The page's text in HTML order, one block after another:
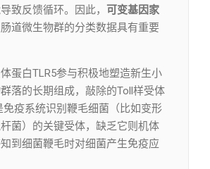
致反馈循环。因此，
可变基因家
道微生物群的分类数据具有重要
蛋白TLR5参与积极地塑造新生小
落的长期组成，敲除的Toll样受体
免疫系统识别鞭毛细菌（比如变形
菌）的关键受体，缺乏它则机体
到细菌鞭毛时对细菌产生免疫应